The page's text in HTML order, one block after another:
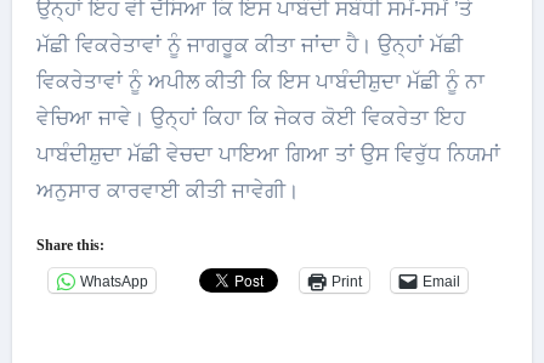
ਉਨ੍ਹਾਂ ਇਹ ਵੀ ਦੱਸਿਆ ਕਿ ਇਸ ਪਾਬੰਦੀ ਸਬੰਧੀ ਸਮੇਂ-ਸਮੇਂ ’ਤੇ
ਮੱਛੀ ਵਿਕਰੇਤਾਵਾਂ ਨੂੰ ਜਾਗਰੂਕ ਕੀਤਾ ਜਾਂਦਾ ਹੈ। ਉਨ੍ਹਾਂ ਮੱਛੀ
ਵਿਕਰੇਤਾਵਾਂ ਨੂੰ ਅਪੀਲ ਕੀਤੀ ਕਿ ਇਸ ਪਾਬੰਦੀਸ਼ੁਦਾ ਮੱਛੀ ਨੂੰ ਨਾ
ਵੇਚਿਆ ਜਾਵੇ। ਉਨ੍ਹਾਂ ਕਿਹਾ ਕਿ ਜੇਕਰ ਕੋਈ ਵਿਕਰੇਤਾ ਇਹ
ਪਾਬੰਦੀਸ਼ੁਦਾ ਮੱਛੀ ਵੇਚਦਾ ਪਾਇਆ ਗਿਆ ਤਾਂ ਉਸ ਵਿਰੁੱਧ ਨਿਯਮਾਂ
ਅਨੁਸਾਰ ਕਾਰਵਾਈ ਕੀਤੀ ਜਾਵੇਗੀ।
Share this:
WhatsApp Print Email